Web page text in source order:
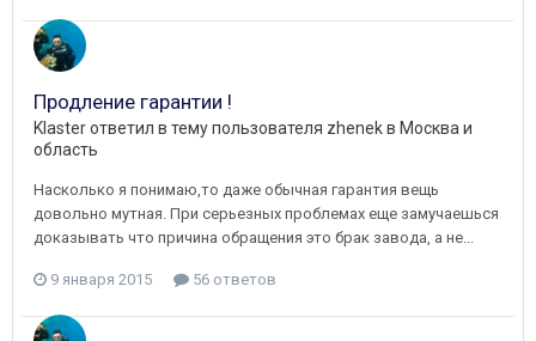
Продление гарантии !
Klasterответил в тему пользователя zhenekв Москва и
область
Насколько я понимаю,то даже обычная гарантия вещь
довольно мутная. При серьезных проблемах еще замучаешься
доказывать что причина обращения это брак завода, а не...
9 января 2015 56 ответов